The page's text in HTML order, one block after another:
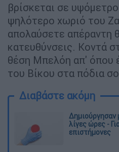
βρίσκεται σε
ψηλότερο χωριό του
απολαύσετε απέραντη
κατευθύνσεις. Κοντά
θέση Μπελόη απ' όπου
του Βίκου στα πόδια
Διαβάστε ακόμη
Δημιούργησαν
λίγες ώρες -
επιστήμονες